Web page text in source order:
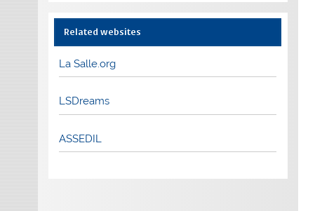
Related websites
La Salle.org
LSDreams
ASSEDIL